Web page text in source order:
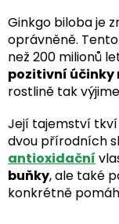
Ginkgo biloba je
oprávněně.
než 200 milionů
pozitivní účinky
rostlině tak
Její tajemství
dvou přírodních
antioxidační
buňky, ale také
konkrétně